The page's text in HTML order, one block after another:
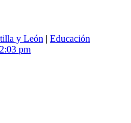
y León | Educación
pm